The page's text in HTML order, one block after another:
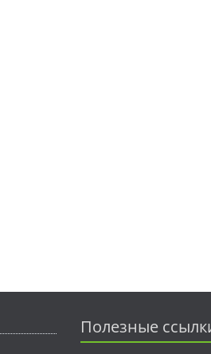
Полезные